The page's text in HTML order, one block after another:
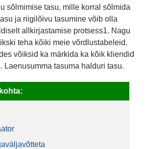
sõlmimise tasu, mille korral sõlmida
ja riigilõivu tasumine võib olla
allkirjastamise protsess1. Nagu
teha kõiki meie võrdlustabeleid.
võiksid ka märkida ka kõik kliendid
Laenusumma tasuma halduri tasu.